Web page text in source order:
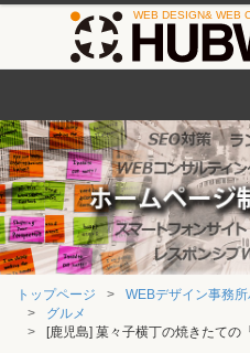
トップページ
WEBデザイン事務所
グルメ
[鹿児島] 菓々子横丁の焼きたての